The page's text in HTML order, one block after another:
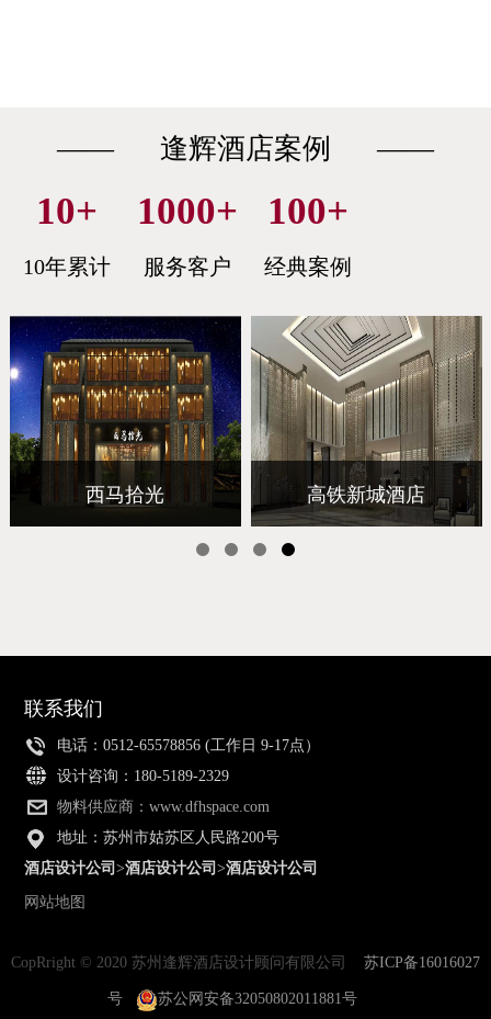
—— 逢辉酒店案例 ——
10+
10年累计
1000+
服务客户
100+
经典案例
西马拾光 高铁新城酒店
联系我们
电话：0512-65578856 (工作日 9-17点）
设计咨询：180-5189-2329
物料供应商：www.dfhspace.com
地址：苏州市姑苏区人民路200号
酒店设计公司>酒店设计公司>酒店设计公司
网站地图
CopRright © 2020 苏州逢辉酒店设计顾问有限公司 苏ICP备16016027
号 苏公网安备32050802011881号